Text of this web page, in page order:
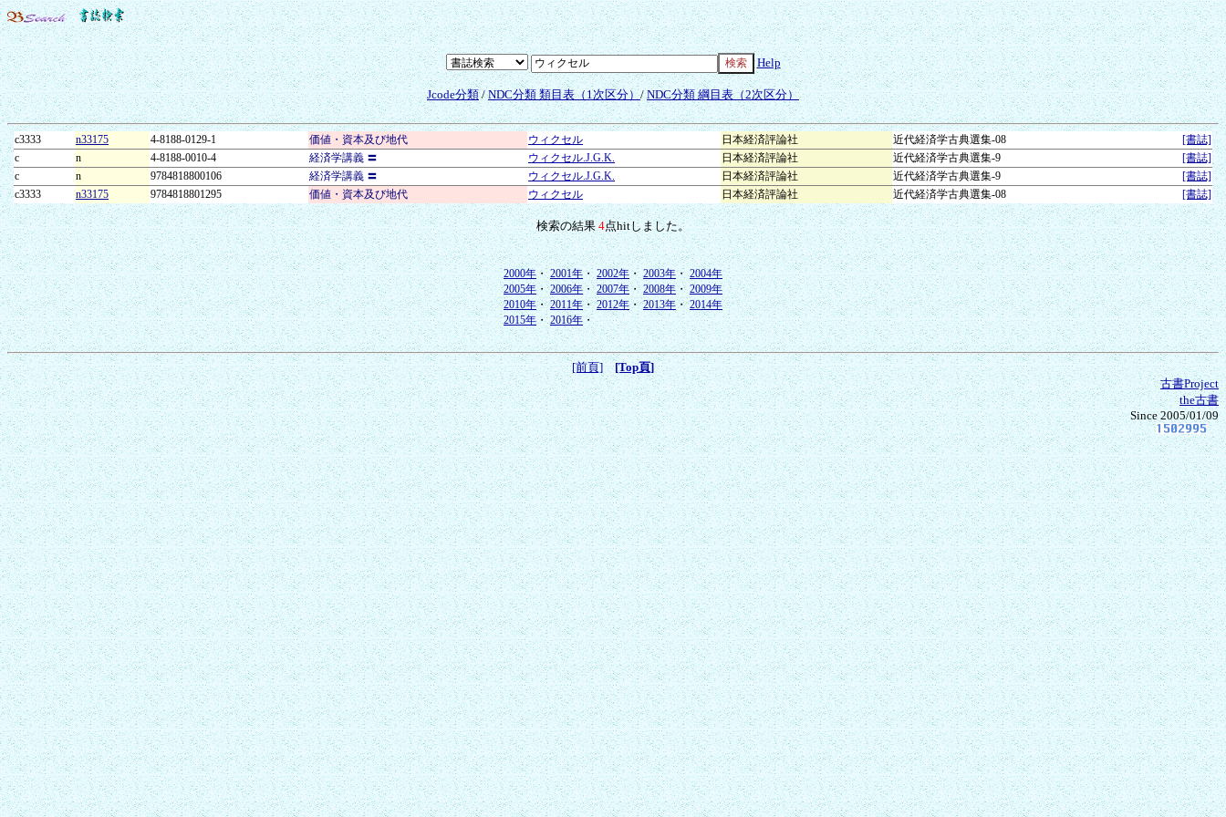
Help
Jcode分類/NDC分類 類目表（1次区分）/NDC分類 綱目表（2次区分）
c3333 n33175 4-8188-0129-1 価値・資本及び地代 ウィクセル 日本経済評論社 近代経済学古典選集-08
[書誌]
c
n 4-8188-0010-4 経済学講義 〓 ウィクセル.J.G.K. 日本経済評論社 近代経済学古典選集-9
[書誌]
c
n 9784818800106 経済学講義 〓 ウィクセル.J.G.K. 日本経済評論社 近代経済学古典選集-9
[書誌]
c3333
n33175 9784818801295 価値・資本及び地代 ウィクセル 日本経済評論社 近代経済学古典選集-08 [書誌]
検索の結果4点hitしました。
2000年・ 2001年・ 2002年・2003年・2004年
2005年・2006年・2007年・2008年・2009年
2010年・2011年・2012年・2013年・2014年
2015年・2016年・
[前頁]
[Top頁]
古書Project
the古書
Since 2005/01/09